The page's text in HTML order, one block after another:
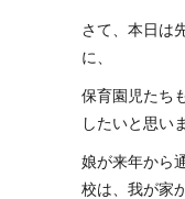
さて、本日は
に、
保育園児たち
したいと思い
娘が来年から
校は、我が家